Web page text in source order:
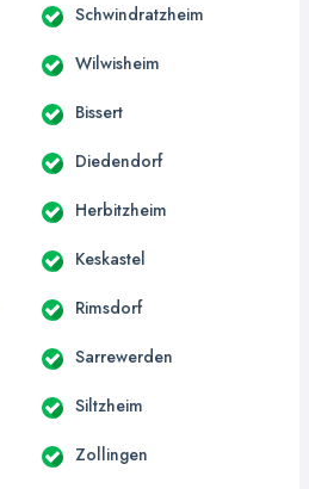
Schwindratzheim
Wilwisheim
Bissert
Diedendorf
Herbitzheim
Keskastel
Rimsdorf
Sarrewerden
Siltzheim
Zollingen